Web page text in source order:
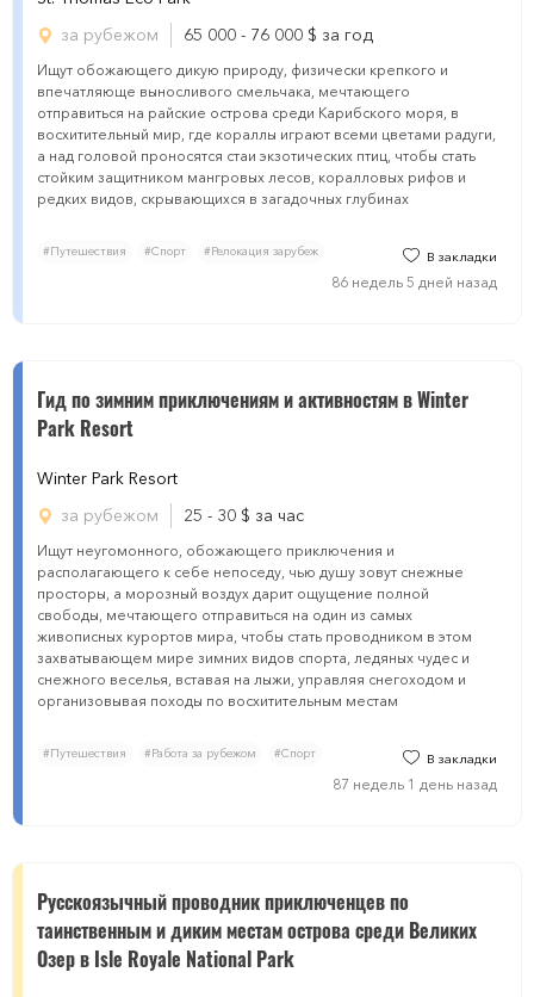
за рубежом
65 000 - 76 000 $ за год
Ищут обожающего дикую природу, физически крепкого и
впечатляюще выносливого смельчака, мечтающего
отправиться на райские острова среди Карибского моря, в
восхитительный мир, где кораллы играют всеми цветами радуги,
а над головой проносятся стаи экзотических птиц, чтобы стать
стойким защитником мангровых лесов, коралловых рифов и
редких видов, скрывающихся в загадочных глубинах
#Путешествия #Спорт #Релокация зарубеж В закладки
86 недель 5 дней назад
Гид по зимним приключениям и активностям в Winter
Park Resort
Winter Park Resort
за рубежом
25 - 30 $ за час
Ищут неугомонного, обожающего приключения и
располагающего к себе непоседу, чью душу зовут снежные
просторы, а морозный воздух дарит ощущение полной
свободы, мечтающего отправиться на один из самых
живописных курортов мира, чтобы стать проводником в этом
захватывающем мире зимних видов спорта, ледяных чудес и
снежного веселья, вставая на лыжи, управляя снегоходом и
организовывая походы по восхитительным местам
#Путешествия #Работа за рубежом #Спорт В закладки
87 недель 1 день назад
Русскоязычный проводник приключенцев по
таинственным и диким местам острова среди Великих
Озер в Isle Royale National Park